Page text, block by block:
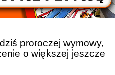
proroczej wymowy,
o większej jeszcze